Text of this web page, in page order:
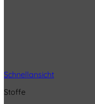
Schnellansicht
Stoffe